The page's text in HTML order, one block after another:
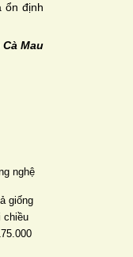
ổn định
Mau
nghệ
giống
chiều